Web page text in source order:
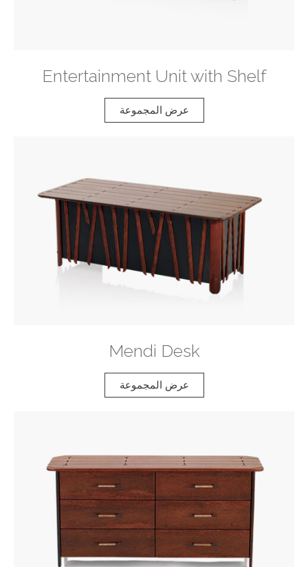
Entertainment Unit with Shelf
عرض المجموعة
Mendi Desk
عرض المجموعة